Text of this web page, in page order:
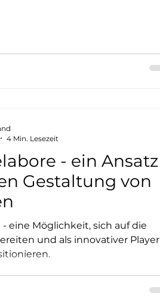
- ein Ansatz
Gestaltung von
eine Möglichkeit, sich auf die
und als innovativer Player
4 Min. Lesezeit